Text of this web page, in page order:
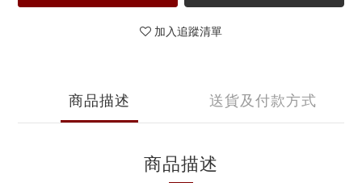
加入追蹤清單
商品描述 送貨及付款方式
商品描述